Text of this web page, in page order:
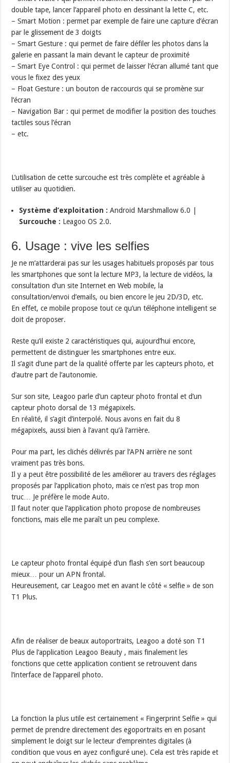
double tape, lancer l’appareil photo en dessinant la lette C, etc.
– Smart Motion : permet par exemple de faire une capture d’écran
par le glissement de 3 doigts
– Smart Gesture : qui permet de faire défiler les photos dans la
galerie en passant la main devant le capteur de proximité
– Smart Eye Control : qui permet de laisser l’écran allumé tant que
vous le fixez des yeux
– Float Gesture : un bouton de raccourcis qui se promène sur
l’écran
– Navigation Bar : qui permet de modifier la position des touches
tactiles sous l’écran
– etc.
L’utilisation de cette surcouche est très complète et agréable à
utiliser au quotidien.
Système d’exploitation : Android Marshmallow 6.0 |
Surcouche : Leagoo OS 2.0.
6. Usage : vive les selfies
Je ne m’attarderai pas sur les usages habituels proposés par tous
les smartphones que sont la lecture MP3, la lecture de vidéos, la
consultation d’un site Internet en Web mobile, la
consultation/envoi d’emails, ou bien encore le jeu 2D/3D, etc.
En effet, ce mobile propose tout ce qu’un téléphone intelligent se
doit de proposer.
Reste qu’il existe 2 caractéristiques qui, aujourd’hui encore,
permettent de distinguer les smartphones entre eux.
Il s’agit d’une part de la qualité offerte par les capteurs photo, et
d’autre part de l’autonomie.
Sur son site, Leagoo parle d’un capteur photo frontal et d’un
capteur photo dorsal de 13 mégapixels.
En réalité, il s’agit d’interpolé. Nous avons en fait du 8
mégapixels, aussi bien à l’avant qu’à l’arrière.
Pour ma part, les clichés délivrés par l’APN arrière ne sont
vraiment pas très bons.
Il y a peut être possibilité de les améliorer au travers des réglages
proposés par l’application photo, mais ce n’est pas trop mon
truc… Je préfère le mode Auto.
Il faut noter que l’application photo propose de nombreuses
fonctions, mais elle me paraît un peu complexe.
Le capteur photo frontal équipé d’un flash s’en sort beaucoup
mieux… pour un APN frontal.
Heureusement, car Leagoo met en avant le côté « selfie » de son
T1 Plus.
Afin de réaliser de beaux autoportraits, Leagoo a doté son T1
Plus de l’application Leagoo Beauty , mais finalement les
fonctions que cette application contient se retrouvent dans
l’interface de l’appareil photo.
La fonction la plus utile est certainement « Fingerprint Selfie » qui
permet de prendre directement des egoportraits en en posant
simplement le doigt sur le lecteur d’empreintes digitales (à
condition que vous en ayez configuré une). Cela est très rapide et